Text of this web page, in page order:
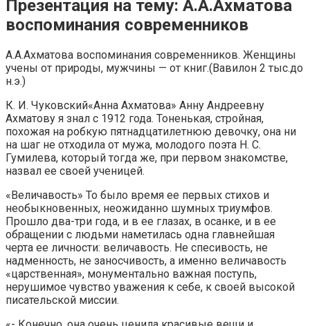
Презентация на тему: А.А.Ахматова
воспоминания современников
А.А.Ахматова воспоминания современников. Женщины
учены от природы, мужчины — от книг.(Вавилон 2 тыс.до
н.э.)
К. И. Чуковский«Анна Ахматова» Анну Андреевну
Ахматову я знал с 1912 года. Тоненькая, стройная,
похожая на робкую пятнадцатилетнюю девочку, она ни
на шаг не отходила от мужа, молодого поэта Н. С.
Гумилева, который тогда же, при первом знакомстве,
назвал ее своей ученицей.
«Величавость» То было время ее первых стихов и
необыкновенных, неожиданно шумных триумфов.
Прошло два-три года, и в ее глазах, в осанке, и в ее
обращении с людьми наметилась одна главнейшая
черта ее личности: величавость. Не спесивость, не
надменность, не заносчивость, а именно величавость
«царственная», монументально важная поступь,
нерушимое чувство уважения к себе, к своей высокой
писательской миссии.